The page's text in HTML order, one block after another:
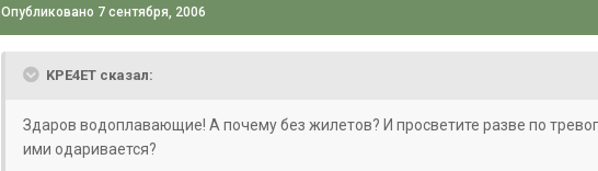
Опубликовано 7 сентября, 2006
KPE4ET сказал:
Здаров водоплавающие! А почему без жилетов? И просветите разве по
ими одаривается?